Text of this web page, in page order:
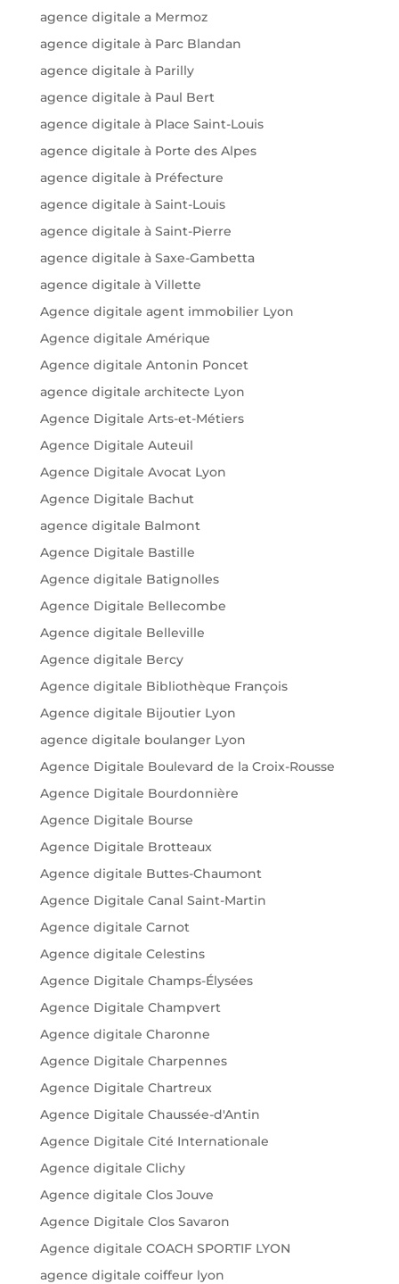
agence digitale a Mermoz
agence digitale à Parc Blandan
agence digitale à Parilly
agence digitale à Paul Bert
agence digitale à Place Saint-Louis
agence digitale à Porte des Alpes
agence digitale à Préfecture
agence digitale à Saint-Louis
agence digitale à Saint-Pierre
agence digitale à Saxe-Gambetta
agence digitale à Villette
Agence digitale agent immobilier Lyon
Agence digitale Amérique
Agence digitale Antonin Poncet
agence digitale architecte Lyon
Agence Digitale Arts-et-Métiers
Agence Digitale Auteuil
Agence Digitale Avocat Lyon
Agence Digitale Bachut
agence digitale Balmont
Agence Digitale Bastille
Agence digitale Batignolles
Agence Digitale Bellecombe
Agence digitale Belleville
Agence digitale Bercy
Agence digitale Bibliothèque François
Agence digitale Bijoutier Lyon
agence digitale boulanger Lyon
Agence Digitale Boulevard de la Croix-Rousse
Agence Digitale Bourdonnière
Agence Digitale Bourse
Agence Digitale Brotteaux
Agence digitale Buttes-Chaumont
Agence Digitale Canal Saint-Martin
Agence digitale Carnot
Agence digitale Celestins
Agence Digitale Champs-Élysées
Agence Digitale Champvert
Agence digitale Charonne
Agence Digitale Charpennes
Agence Digitale Chartreux
Agence Digitale Chaussée-d'Antin
Agence Digitale Cité Internationale
Agence digitale Clichy
Agence digitale Clos Jouve
Agence Digitale Clos Savaron
Agence digitale COACH SPORTIF LYON
agence digitale coiffeur lyon